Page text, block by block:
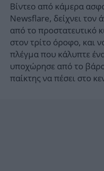
Βίντεο από κάμερα
Newsflare, δείχνει
από το προστατευτικό
στον τρίτο όροφο, και
πλέγμα που κάλυπτε
υποχώρησε από το
παίκτης να πέσει στο